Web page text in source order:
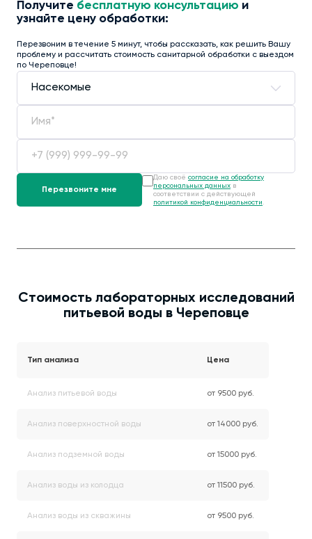
Получите бесплатную консультацию и
узнайте цену обработки:
Перезвоним в течение 5 минут, чтобы рассказать, как решить Вашу
проблему и рассчитать стоимость санитарной обработки с выездом
по Череповце!
Даю своё согласие на обработку
персональных данных в
соответствии с действующей
политикой конфиденциальности .
Стоимость лабораторных исследований
питьевой воды в Череповце
Тип анализа Цена
Анализ питьевой воды от 9500 руб.
Анализ поверхностной воды от 14000 руб.
Анализ подземной воды от 15000 руб.
Анализ воды из колодца от 11500 руб.
Анализ воды из скважины от 9500 руб.